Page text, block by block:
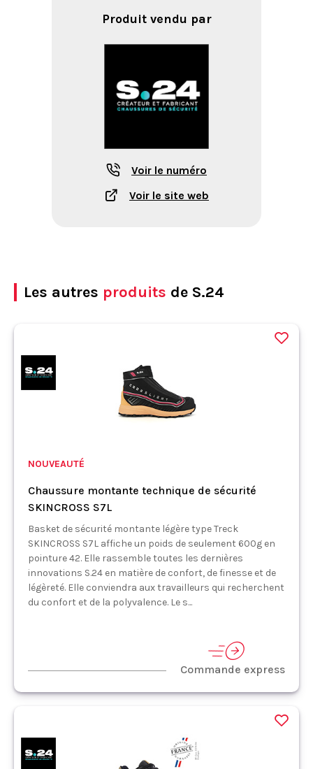
Produit vendu par
Voir le numéro
Voir le site web
Les autres produits de S.24
NOUVEAUTÉ
Chaussure montante technique de sécurité
SKINCROSS S7L
Basket de sécurité montante légère type Treck
SKINCROSS S7L affiche un poids de seulement 600g en
pointure 42. Elle rassemble toutes les dernières
innovations S.24 en matière de confort, de finesse et de
légèreté. Elle conviendra aux travailleurs qui recherchent
du confort et de la polyvalence. Le s...
Commande express